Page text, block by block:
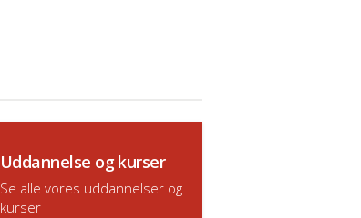
Uddannelse og kurser
Se alle vores uddannelser og
kurser